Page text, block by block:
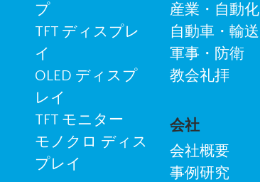
プ
TFT ディスプレ
イ
OLED ディスプ
レイ
TFT モニター
モノクロ ディス
プレイ
産業・自動化
自動車・輸送
軍事・防衛
教会礼拝
会社
会社概要
事例研究